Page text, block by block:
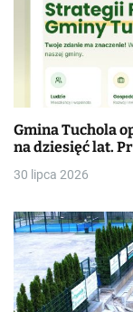
Gmina Tuchola
na dziesięć lat.
30 lipca 2026